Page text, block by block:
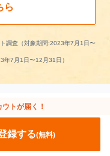
ら
調査（対象期間:2023年7月1日〜
7月1日〜12月31日）
ンを条件で絞り
トが届く！
録する(無料)